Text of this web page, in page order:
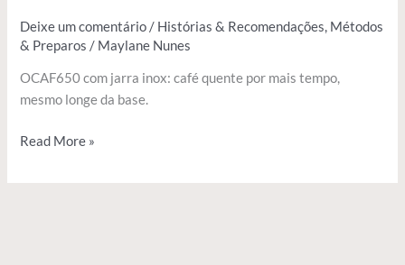
Deixe um comentário / Histórias & Recomendações, Métodos
& Preparos / Maylane Nunes
OCAF650 com jarra inox: café quente por mais tempo,
mesmo longe da base.
Read More »